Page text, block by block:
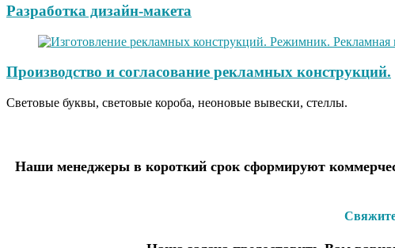
Разработка дизайн-макета
Производство и согласование рекламных конструкций.
Световые буквы, световые короба, неоновые вывески, стеллы.
Наши менеджеры в короткий срок сформируют